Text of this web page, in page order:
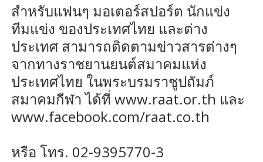
สำหรับแฟนๆ มอเตอร์สปอร์ต นักแข่ง
ทีมแข่ง ของประเทศไทย และต่าง
ประเทศ สามารถติดตามข่าวสารต่างๆ
จากทางราชยานยนต์สมาคมแห่ง
ประเทศไทย ในพระบรมราชูปถัมภ์
สมาคมกีฬา ได้ที่ www.raat.or.th และ
www.facebook.com/raat.co.th
หรือ โทร. 02-9395770-3